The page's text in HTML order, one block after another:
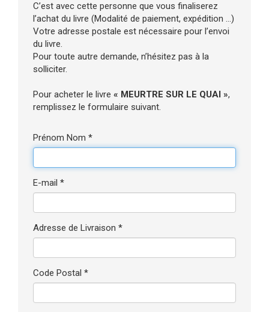
C’est avec cette personne que vous finaliserez
l’achat du livre (Modalité de paiement, expédition ...)
Votre adresse postale est nécessaire pour l’envoi
du livre.
Pour toute autre demande, n’hésitez pas à la
solliciter.
Pour acheter le livre « MEURTRE SUR LE QUAI »,
remplissez le formulaire suivant.
Prénom Nom *
E-mail *
Adresse de Livraison *
Code Postal *